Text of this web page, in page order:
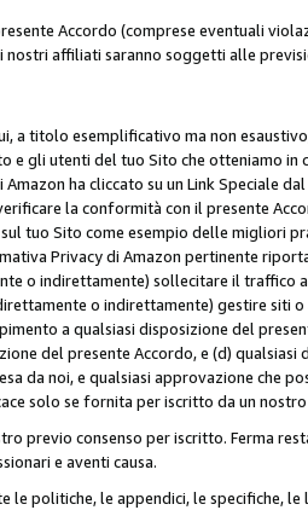
Accordo (comprese eventuali
affiliati saranno soggetti alle
titolo esemplificativo ma non
gli utenti del tuo Sito che otteniamo in
ha cliccato su un Link Speciale
la conformità con il presente
tuo Sito come esempio delle migliori
Privacy di Amazon pertinente
o indirettamente) sollecitare il traffico
o indirettamente) gestire siti o
a qualsiasi disposizione del
del presente Accordo, e (d) qualsiasi
da noi, e qualsiasi approvazione che
solo se fornita per iscritto da un
previo consenso per iscritto. Ferma
e aventi causa.
politiche, le appendici, le specifiche,